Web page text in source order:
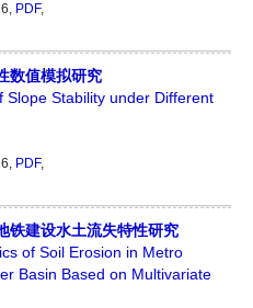
PDF,
数值模拟研究
Slope Stability under Different
PDF,
铁建设水土流失特性研究
of Soil Erosion in Metro
Basin Based on Multivariate